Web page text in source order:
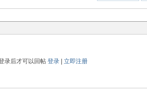
录后才可以回帖 登录| 立即注册